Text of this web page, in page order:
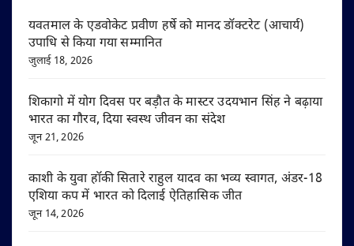
यवतमाल के एडवोकेट प्रवीण हर्षे को मानद डॉक्टरेट (आचार्य)
उपाधि से किया गया सम्मानित
जुलाई 18, 2026
शिकागो में योग दिवस पर बड़ौत के मास्टर उदयभान सिंह ने बढ़ाया
भारत का गौरव, दिया स्वस्थ जीवन का संदेश
जून 21, 2026
काशी के युवा हॉकी सितारे राहुल यादव का भव्य स्वागत, अंडर-18
एशिया कप में भारत को दिलाई ऐतिहासिक जीत
जून 14, 2026